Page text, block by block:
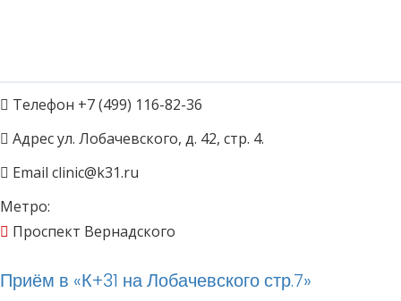
Телефон +7 (499) 116-82-36
Адресул. Лобачевского, д. 42, стр. 4.
Email clinic@k31.ru
Метро:
Проспект Вернадского
Приём в «К+31 на Лобачевского стр.7»